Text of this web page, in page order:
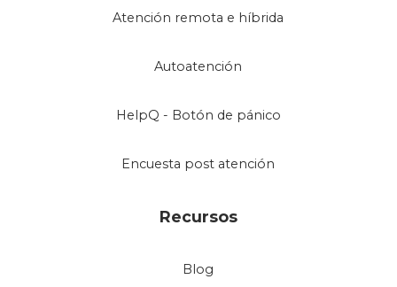
Atención remota e híbrida
Autoatención
HelpQ - Botón de pánico
Encuesta post atención
Recursos
Blog